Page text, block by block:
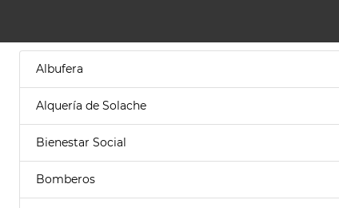
Albufera
Alquería de Solache
Bienestar Social
Bomberos